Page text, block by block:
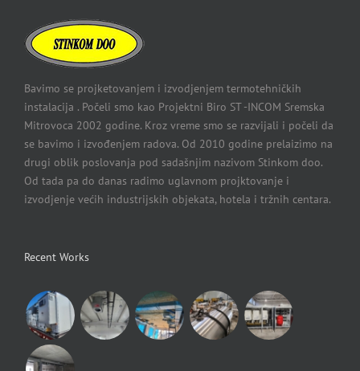
Bavimo se projketovanjem i izvodjenjem termotehničkih
instalacija . Počeli smo kao Projektni Biro ST -INCOM Sremska
Mitrovoca 2002 godine. Kroz vreme smo se razvijali i počeli da
se bavimo i izvođenjem radova. Od 2010 godine prelaizimo na
drugi oblik poslovanja pod sadašnjim nazivom Stinkom doo.
Od tada pa do danas radimo uglavnom projktovanje i
izvodjenje većih industrijskih objekata, hotela i tržnih centara.
Recent Works